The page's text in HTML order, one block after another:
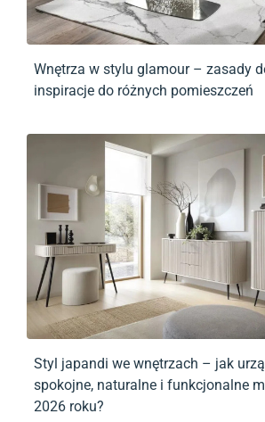
Wnętrza w stylu glamour – zasady
inspiracje do różnych pomieszczeń
Styl japandi we wnętrzach – jak
spokojne, naturalne i funkcjonalne
2026 roku?